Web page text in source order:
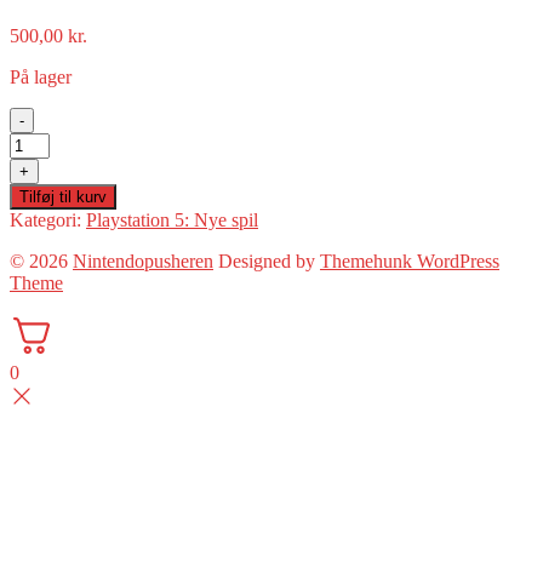
500,00 kr.
På lager
-
Daemon
X
Machina:
Titanic
Scion(PS5
Ny)
antal
+
Tilføj til kurv
Kategori: Playstation 5: Nye spil
© 2026 Nintendopusheren Designed by Themehunk WordPress
Theme
0